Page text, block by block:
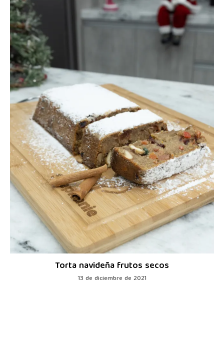
Torta navideña frutos secos
13 de diciembre de 2021